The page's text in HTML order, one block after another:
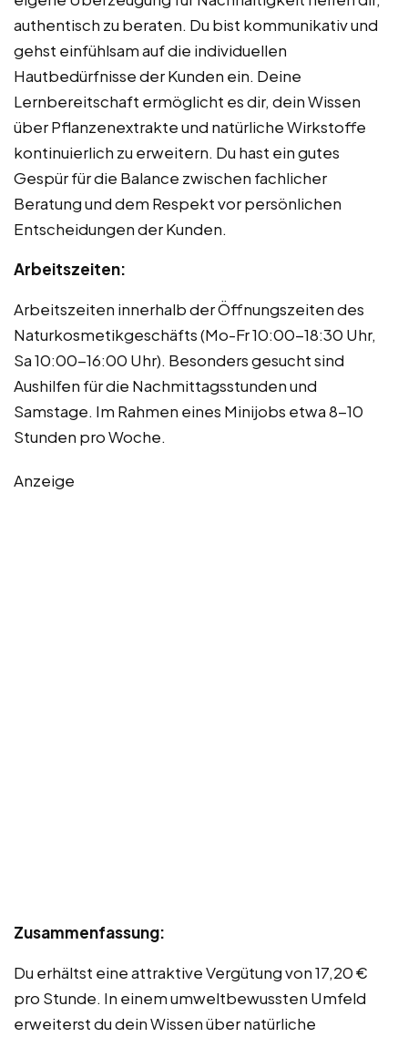
authentisch zu beraten. Du bist kommunikativ und
gehst einfühlsam auf die individuellen
Hautbedürfnisse der Kunden ein. Deine
Lernbereitschaft ermöglicht es dir, dein Wissen
über Pflanzenextrakte und natürliche Wirkstoffe
kontinuierlich zu erweitern. Du hast ein gutes
Gespür für die Balance zwischen fachlicher
Beratung und dem Respekt vor persönlichen
Entscheidungen der Kunden.
Arbeitszeiten:
Arbeitszeiten innerhalb der Öffnungszeiten des
Naturkosmetikgeschäfts (Mo-Fr 10:00-18:30 Uhr,
Sa 10:00-16:00 Uhr). Besonders gesucht sind
Aushilfen für die Nachmittagsstunden und
Samstage. Im Rahmen eines Minijobs etwa 8-10
Stunden pro Woche.
Anzeige
Zusammenfassung:
Du erhältst eine attraktive Vergütung von 17,20 €
pro Stunde. In einem umweltbewussten Umfeld
erweiterst du dein Wissen über natürliche